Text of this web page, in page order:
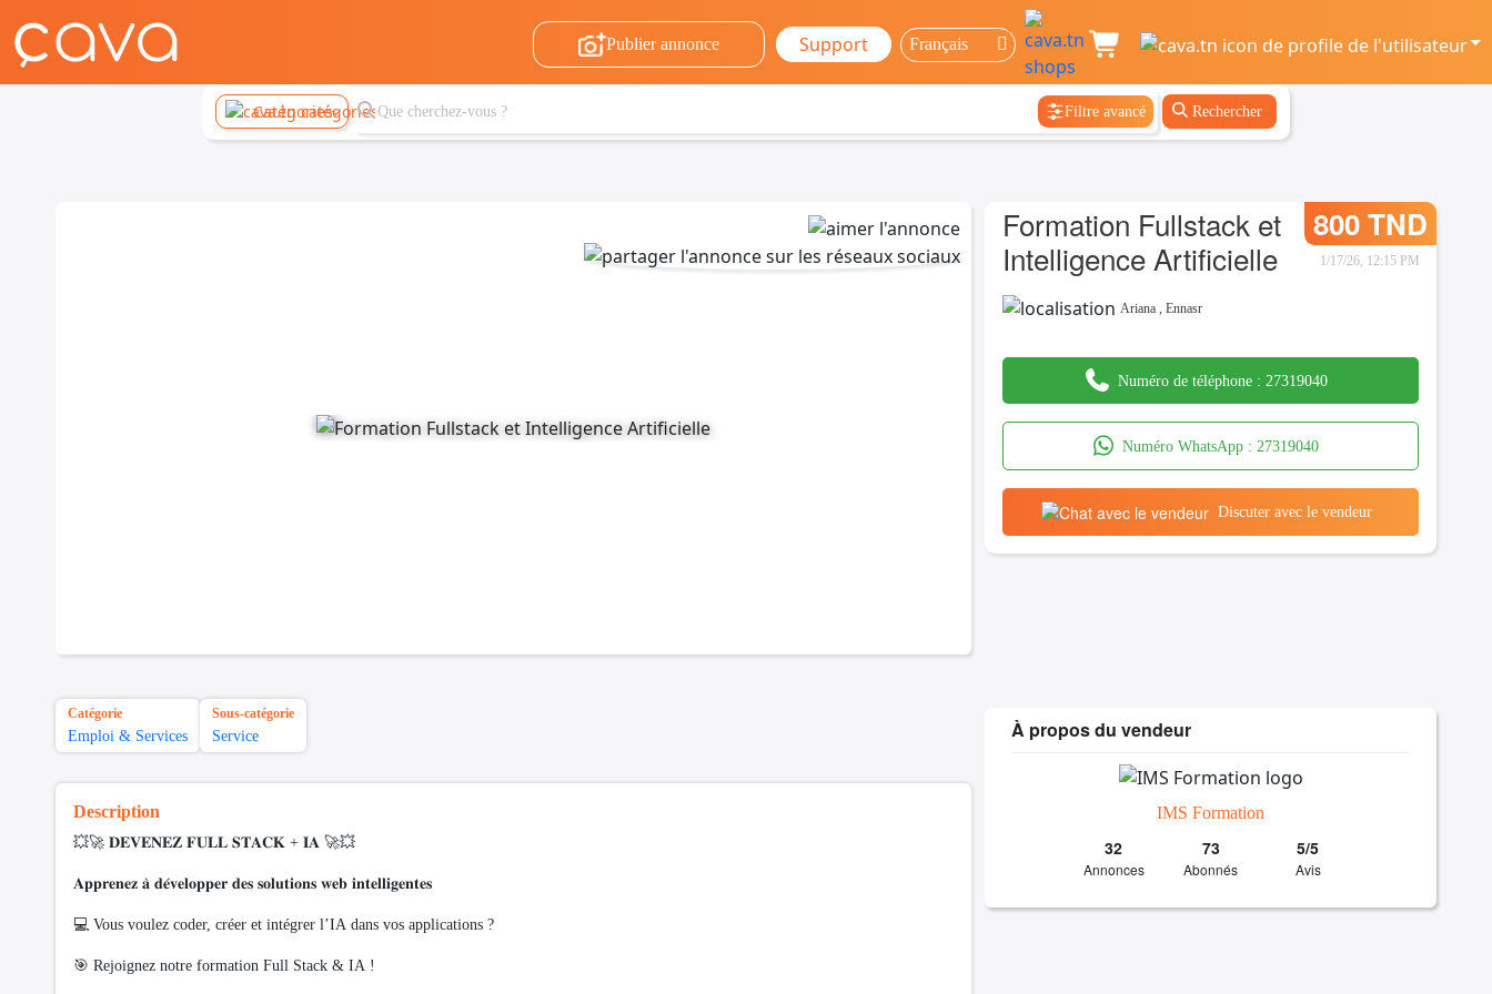
Publier annonce Support
Catégories Filtre avancé Rechercher
Formation Fullstack et
Intelligence Artificielle
800 TND
1/17/26, 12:15 PM
Ariana ,Ennasr
Numéro de téléphone : 27319040
Numéro WhatsApp : 27319040
Discuter avec le vendeur
Catégorie
Emploi & Services
Sous-catégorie
Service
Description
💥🚀 𝐃𝐄𝐕𝐄𝐍𝐄𝐙 𝐅𝐔𝐋𝐋 𝐒𝐓𝐀𝐂𝐊 + 𝐈𝐀 🚀💥
𝐀𝐩𝐩𝐫𝐞𝐧𝐞𝐳 𝐚̀ 𝐝𝐞́𝐯𝐞𝐥𝐨𝐩𝐩𝐞𝐫 𝐝𝐞𝐬 𝐬𝐨𝐥𝐮𝐭𝐢𝐨𝐧𝐬 𝐰𝐞𝐛 𝐢𝐧𝐭𝐞𝐥𝐥𝐢𝐠𝐞𝐧𝐭𝐞𝐬
💻 Vous voulez coder, créer et intégrer l’IA dans vos applications ?
🎯 Rejoignez notre formation Full Stack & IA !
À propos du vendeur
IMS Formation
32
Annonces
73
Abonnés
5/5
Avis